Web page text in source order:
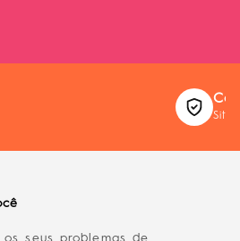
Site
seus problemas de